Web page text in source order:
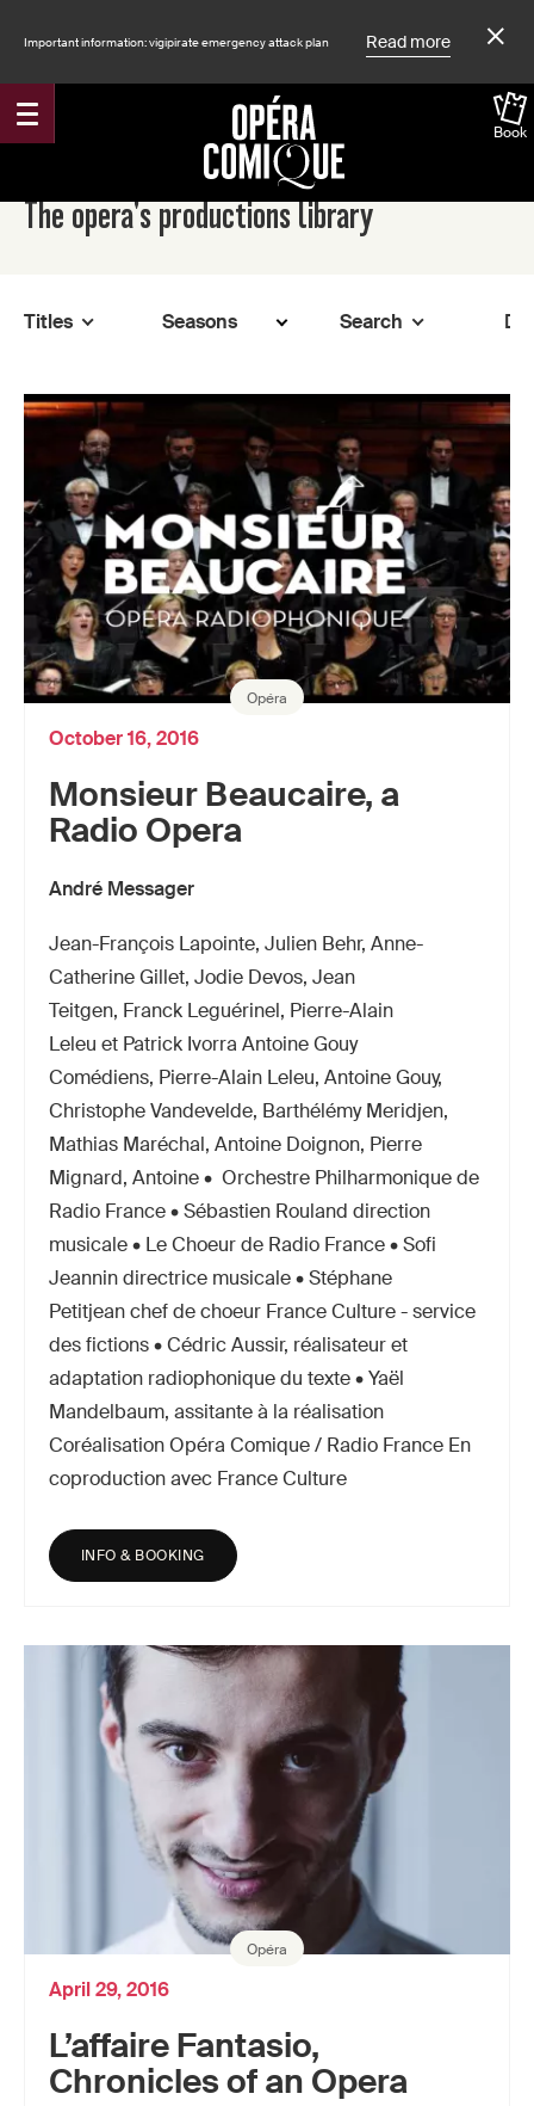
Important information: vigipirate emergency attack plan Read more
Book
Accueil
The opera's productions library
Titles Search
Opéra
Monsieur Beaucaire, a
Radio Opera
André Messager
October 16, 2016
Jean-François Lapointe, Julien Behr, Anne-
Catherine Gillet, Jodie Devos, Jean
Teitgen, Franck Leguérinel, Pierre-Alain
Leleu et Patrick Ivorra Antoine Gouy
Comédiens, Pierre-Alain Leleu, Antoine Gouy,
Christophe Vandevelde, Barthélémy Meridjen,
Mathias Maréchal, Antoine Doignon, Pierre
Mignard, Antoine • Orchestre Philharmonique de
Radio France • Sébastien Rouland direction
musicale • Le Choeur de Radio France • Sofi
Jeannin directrice musicale • Stéphane
Petitjean chef de choeur France Culture - service
des fictions • Cédric Aussir, réalisateur et
adaptation radiophonique du texte • Yaël
Mandelbaum, assitante à la réalisation
Coréalisation Opéra Comique / Radio France En
coproduction avec France Culture
INFO & BOOKING
Opéra
L’affaire Fantasio,
Chronicles of an Opera
April 29, 2016